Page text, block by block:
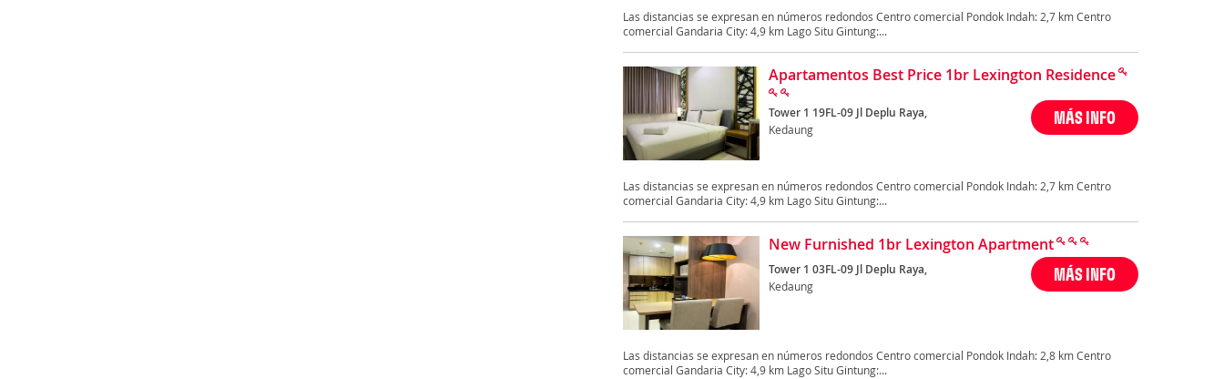
Las distancias se expresan en números redondos Centro comercial Pondok Indah: 2,7 km Centro
comercial Gandaria City: 4,9 km Lago Situ Gintung:...
Apartamentos Best Price 1br Lexington Residence
Tower 1 19FL-09 Jl Deplu Raya,
Kedaung
MÁS INFO
Las distancias se expresan en números redondos Centro comercial Pondok Indah: 2,7 km Centro
comercial Gandaria City: 4,9 km Lago Situ Gintung:...
New Furnished 1br Lexington Apartment
Tower 1 03FL-09 Jl Deplu Raya,
Kedaung
MÁS INFO
Las distancias se expresan en números redondos Centro comercial Pondok Indah: 2,8 km Centro
comercial Gandaria City: 4,9 km Lago Situ Gintung:...